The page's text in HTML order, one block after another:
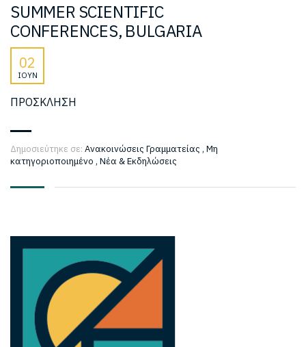
SUMMER SCIENTIFIC
CONFERENCES, BULGARIA
02
ΙΟΎΝ
ΠΡΟΣΚΛΗΣΗ
Δημοσιεύτηκε σε: Ανακοινώσεις Γραμματείας , Μη
κατηγοριοποιημένο , Νέα & Εκδηλώσεις